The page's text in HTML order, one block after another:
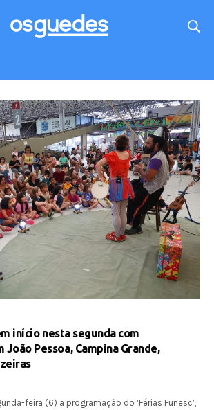
início nesta segunda com
João Pessoa, Campina Grande,
feira (6) a programação do ‘Férias Funesc’,